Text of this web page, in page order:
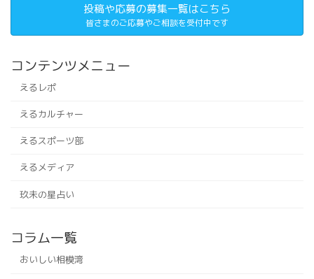
投稿や応募の募集一覧はこちら
皆さまのご応募やご相談を受付中です
コンテンツメニュー
えるレポ
えるカルチャー
えるスポーツ部
えるメディア
玖未の星占い
コラム一覧
おいしい相模湾